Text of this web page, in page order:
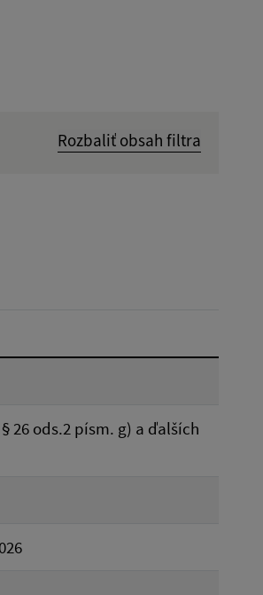
Rozbaliť obsah filtra
Reset
26 ods.2 písm. g) a ďalších